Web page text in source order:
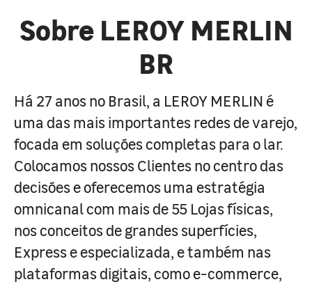
Sobre LEROY MERLIN
BR
Há 27 anos no Brasil, a LEROY MERLIN é
uma das mais importantes redes de varejo,
focada em soluções completas para o lar.
Colocamos nossos Clientes no centro das
decisões e oferecemos uma estratégia
omnicanal com mais de 55 Lojas físicas,
nos conceitos de grandes superfícies,
Express e especializada, e também nas
plataformas digitais, como e-commerce,